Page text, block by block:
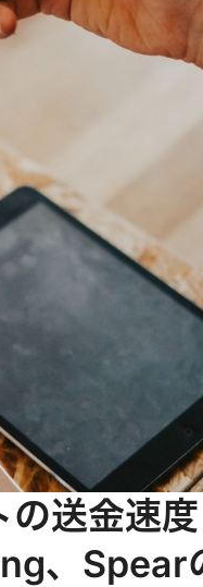
の送金速度
、Spear